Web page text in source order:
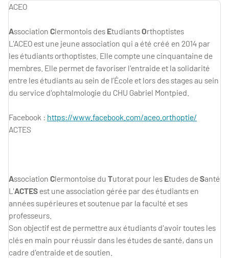
ACEO
Association Clermontois des EtudiantsOrthoptistes
L'ACEO est une jeune association qui a été créé en 2014 par
les étudiants orthoptistes. Elle compte une cinquantaine de
membres. Elle permet de favoriser l'entraide et la solidarité
entre les étudiants au sein de l’École et lors des stages au sein
du service d'ophtalmologie du CHU Gabriel Montpied.
Facebook : https://www.facebook.com/aceo.orthoptie/
ACTES
Association Clermontoise du Tutorat pour les Etudes deSanté
L'ACTESest une association gérée par des étudiants en
années supérieures et soutenue par la faculté et ses
professeurs.
Son objectif est de permettre aux étudiants d'avoir toutes les
clés en main pour réussir dans les études de santé, dans un
cadre d'entraide et de soutien.